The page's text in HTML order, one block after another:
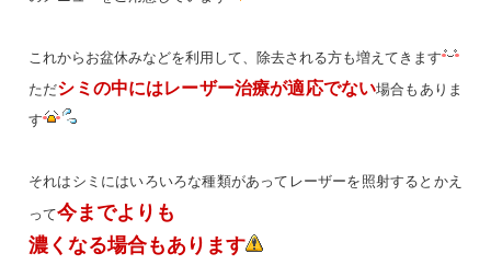
これからお盆休みなどを利用して、除去される方も増えてきます
ただシミの中にはレーザー治療が適応でない場合もありま
す
それはシミにはいろいろな種類があってレーザーを照射するとかえ
って今までよりも
濃くなる場合もあります